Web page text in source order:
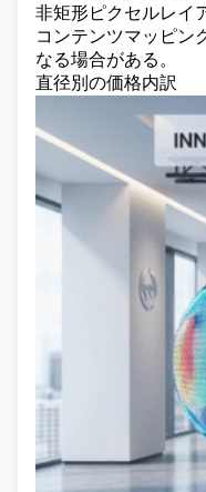
非矩形ピクセルレイ
コンテンツマッピン
なる場合がある。
直径別の価格内訳